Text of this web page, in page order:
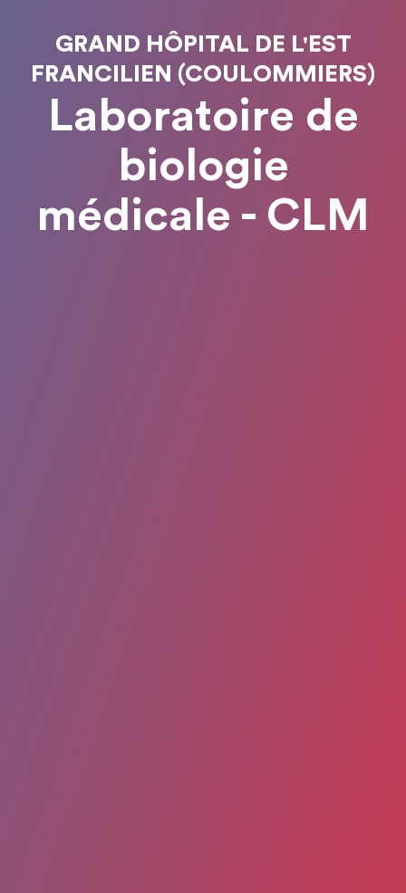
GRAND HÔPITAL DE L'EST
FRANCILIEN (COULOMMIERS)
Laboratoire de
biologie
médicale - CLM